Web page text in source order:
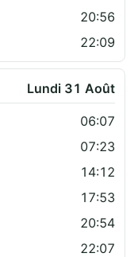
20:56
22:09
Lundi 31 Août
06:07
07:23
14:12
17:53
20:54
22:07